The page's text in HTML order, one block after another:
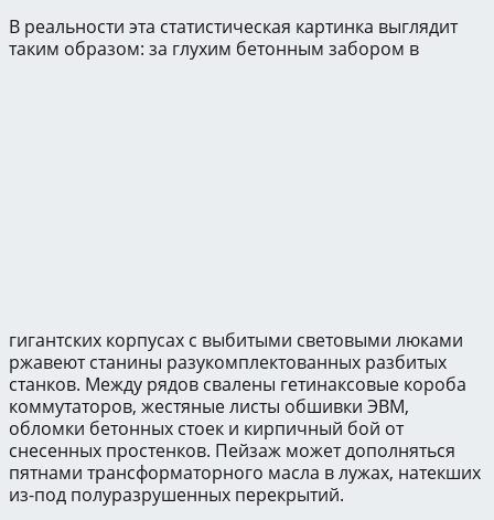
В реальности эта статистическая картинка выглядит
таким образом: за глухим бетонным забором в
гигантских корпусах с выбитыми световыми люками
ржавеют станины разукомплектованных разбитых
станков. Между рядов свалены гетинаксовые короба
коммутаторов, жестяные листы обшивки ЭВМ,
обломки бетонных стоек и кирпичный бой от
снесенных простенков. Пейзаж может дополняться
пятнами трансформаторного масла в лужах, натекших
из-под полуразрушенных перекрытий.